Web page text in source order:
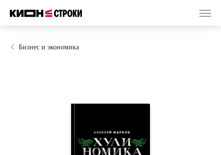
Бизнес и экономика